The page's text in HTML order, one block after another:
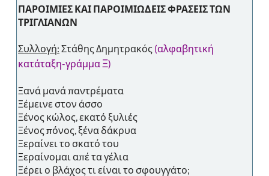
ΠΑΡΟΙΜΙΕΣ ΚΑΙ ΠΑΡΟΙΜΙΩΔΕΙΣ ΦΡΑΣΕΙΣ ΤΩΝ
ΤΡΙΓΛΙΑΝΩΝ
Συλλογή: Στάθης Δημητρακός (αλφαβητική
κατάταξη-γράμμα Ξ)
Ξανά μανά παντρέματα
Ξέμεινε στον άσσο
Ξένος κώλος, εκατό ξυλιές
Ξένος πόνος, ξένα δάκρυα
Ξεραίνει το σκατό του
Ξεραίνομαι απέ τα γέλια
Ξέρει ο βλάχος τι είναι το σφουγγάτο;